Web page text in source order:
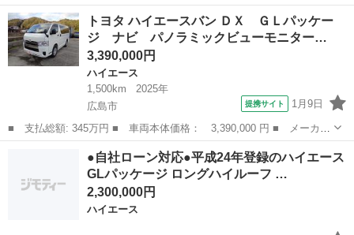
ー名： トヨタ ■ 車種名： ハイエースバン ■ グレード名： ロ
ングスーパーＧＬダークプライム２ 保証書／社外 ＳＤナビ／デジ
タルイン...
広島 広島市 ハイエース
トヨタ ハイエースバン ＤＸ ＧＬパッケー
ジ ナビ パノラミックビューモニター…
3,390,000円
ハイエース
1,500km
2025年
広島市
提携サイト 1月9日
■ 支払総額: 345万円 ■ 車両本体価格： 3,390,000 円 ■ メーカー
名： トヨタ ■ 車種名： ハイエースバン ■ グレード名： Ｄ
Ｘ ＧＬパッケージ ナビ パノラミックビューモニター ＥＴＣ
ハイエース
●自社ローン対応●平成24年登録のハイエース
GLパッケージ ロングハイルーフ …
2,300,000円
ハイエース